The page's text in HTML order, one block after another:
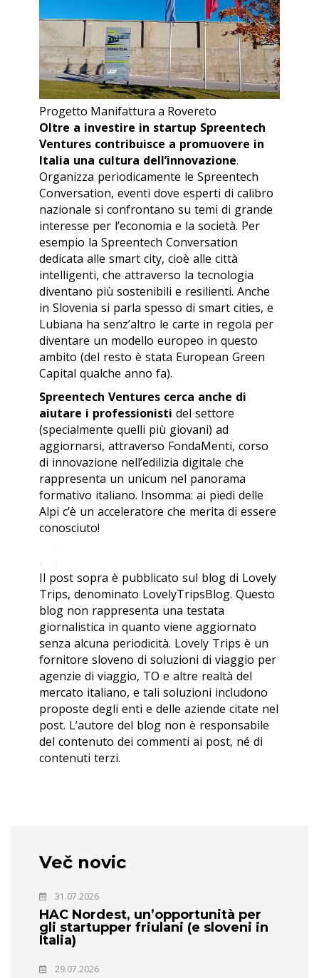
Progetto Manifattura a Rovereto
Oltre a investire in startup Spreentech
Ventures contribuisce a promuovere in
Italia una cultura dell’innovazione.
Organizza periodicamente le Spreentech
Conversation, eventi dove esperti di calibro
nazionale si confrontano su temi di grande
interesse per l’economia e la società. Per
esempio la Spreentech Conversation
dedicata alle smart city, cioè alle città
intelligenti, che attraverso la tecnologia
diventano più sostenibili e resilienti. Anche
in Slovenia si parla spesso di smart cities, e
Lubiana ha senz’altro le carte in regola per
diventare un modello europeo in questo
ambito (del resto è stata European Green
Capital qualche anno fa).
Spreentech Ventures cerca anche di
aiutare i professionisti del settore
(specialmente quelli più giovani) ad
aggiornarsi, attraverso FondaMenti, corso
di innovazione nell’edilizia digitale che
rappresenta un unicum nel panorama
formativo italiano. Insomma: ai piedi delle
Alpi c’è un acceleratore che merita di essere
conosciuto!
Il post sopra è pubblicato sul blog di Lovely
Trips, denominato LovelyTripsBlog. Questo
blog non rappresenta una testata
giornalistica in quanto viene aggiornato
senza alcuna periodicità. Lovely Trips è un
fornitore sloveno di soluzioni di viaggio per
agenzie di viaggio, TO e altre realtà del
mercato italiano, e tali soluzioni includono
proposte degli enti e delle aziende citate nel
post. L’autore del blog non è responsabile
del contenuto dei commenti ai post, né di
contenuti terzi.
Več novic
31.07.2026
HAC Nordest, un’opportunità per
gli startupper friulani (e sloveni in
Italia)
29.07.2026